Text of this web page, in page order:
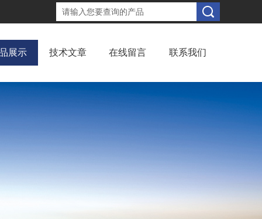
展示 技术文章 在线留言 联系我们